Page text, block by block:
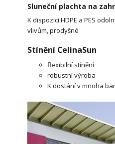
Sluneční plachta na
K dispozici HDPE a PES
vlivům, prodyšné
Stínění CelinaSun
flexibilní stínění
robustní výroba
K dostání v mnoha